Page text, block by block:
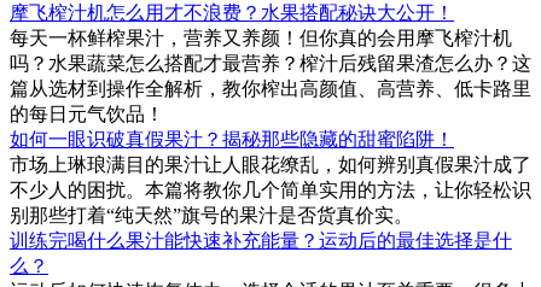
摩飞榨汁机怎么用才不浪费？水果搭配秘诀大公开！
每天一杯鲜榨果汁，营养又养颜！但你真的会用摩飞榨汁机
吗？水果蔬菜怎么搭配才最营养？榨汁后残留果渣怎么办？这
篇从选材到操作全解析，教你榨出高颜值、高营养、低卡路里
的每日元气饮品！
如何一眼识破真假果汁？揭秘那些隐藏的甜蜜陷阱！
市场上琳琅满目的果汁让人眼花缭乱，如何辨别真假果汁成了
不少人的困扰。本篇将教你几个简单实用的方法，让你轻松识
别那些打着“纯天然”旗号的果汁是否货真价实。
训练完喝什么果汁能快速补充能量？运动后的最佳选择是什
么？